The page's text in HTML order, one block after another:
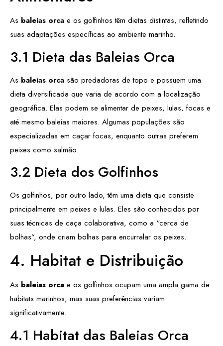
As baleias orca e os golfinhos têm dietas distintas, refletindo
suas adaptações específicas ao ambiente marinho.
3.1 Dieta das Baleias Orca
As baleias orca são predadoras de topo e possuem uma
dieta diversificada que varia de acordo com a localização
geográfica. Elas podem se alimentar de peixes, lulas, focas e
até mesmo baleias maiores. Algumas populações são
especializadas em caçar focas, enquanto outras preferem
peixes como salmão.
3.2 Dieta dos Golfinhos
Os golfinhos, por outro lado, têm uma dieta que consiste
principalmente em peixes e lulas. Eles são conhecidos por
suas técnicas de caça colaborativa, como a “cerca de
bolhas”, onde criam bolhas para encurralar os peixes.
4. Habitat e Distribuição
As baleias orca e os golfinhos ocupam uma ampla gama de
habitats marinhos, mas suas preferências variam
significativamente.
4.1 Habitat das Baleias Orca